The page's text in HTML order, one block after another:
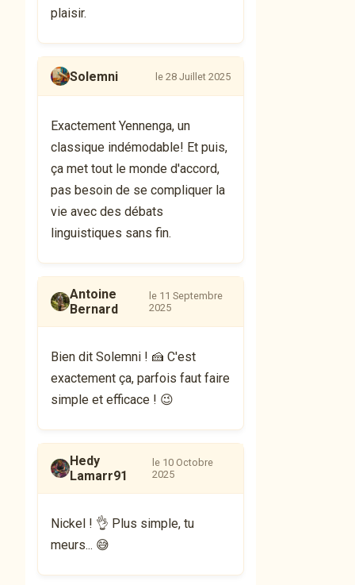
plaisir.
Solemni le 28 Juillet 2025
Exactement Yennenga, un
classique indémodable! Et puis,
ça met tout le monde d'accord,
pas besoin de se compliquer la
vie avec des débats
linguistiques sans fin.
Antoine
Bernard
le 11 Septembre
2025
Bien dit Solemni ! 🍰 C'est
exactement ça, parfois faut faire
simple et efficace ! 😉
Hedy
Lamarr91
le 10 Octobre
2025
Nickel ! 👌 Plus simple, tu
meurs... 😅